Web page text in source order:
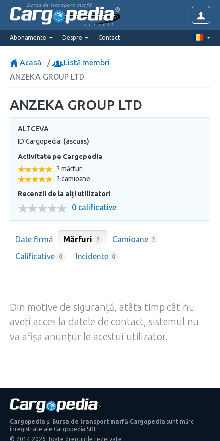
Bursa de transport marfă
since 2014
Abonamente Despre Contact
Acasă
Listă membri
ANZEKA GROUP LTD
ANZEKA GROUP LTD
ALTCEVA
ID Cargopedia: (ascuns)
Activitate pe Cargopedia
? mărfuri
? camioane
Recenzii de la alți utilizatori
0 calificative
Date firmă Mărfuri ? Camioane ?
Calificative 0 Incidente 0
Din motive de siguranță, atâta timp cât nu
aveți acces la datele de contact, sistemul nu
va afișa anunțurile acestui utilizator.
Cargopedia și Bursa de transport marfă Cargopedia sunt mărci
înregistrate ale Cargopedia SRL
© 2014-2026 Toate drepturile rezervate